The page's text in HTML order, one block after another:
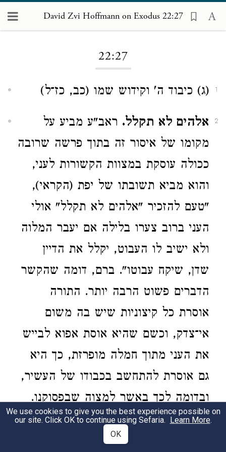
David Zvi Hoffmann on Exodus 22:27
22:27
1 (ג) כיבוד ה' וקידוש שמו (כב, כז־ל)
2 אלהים לא תקלל. ראב"ע מביע על
מקומו של איסור זה בתוך פרשה שרובה
ככולה עוסקת במצוות הקשורות לעני,
והוא מביא תשובתו של יפת (הקראי),
"טעם להזכיר "אלהים לא תקלל" אולי
העני ברוב צערו בלילה אם יעבר המלוה
ולא ישיב לו העבוט, יקלל את הדיין
שדן, שיקח עבוטו". ברם, דומה שהקשר
הדברים פשוט הרבה יותר. התורה
אוסרת כל קיצוניות שיש בה משום
אי־צדק, וכשם שהיא אוסת אפוא לבייש
את העני מתוך חמלה מופרזת, כך היא
גם אוסרת להתחשב בכבודו של העשיר,
ובדומה לכך באשר למצוה שבפסוקנו.
בכל חברה יש בצד אחד חסרי־ישע, כגון
גרים, אלמנות ויתומים, ובצד שני יש
We use cookies to give you the best experience possible on
our site. Click OK to continue using Sefaria. Learn More.
OK